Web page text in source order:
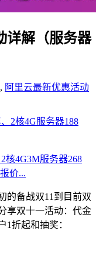
详解（服务器
, 阿里云最新优惠活动
2核4G服务器188
核4G3M服务器268
价...
的备战双11到目前双
享双十一活动：代金
1折起和抽奖：